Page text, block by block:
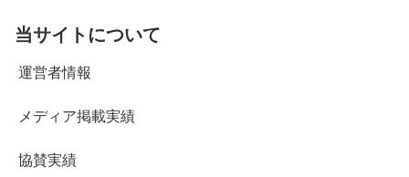
当サイトについて
運営者情報
メディア掲載実績
協賛実績